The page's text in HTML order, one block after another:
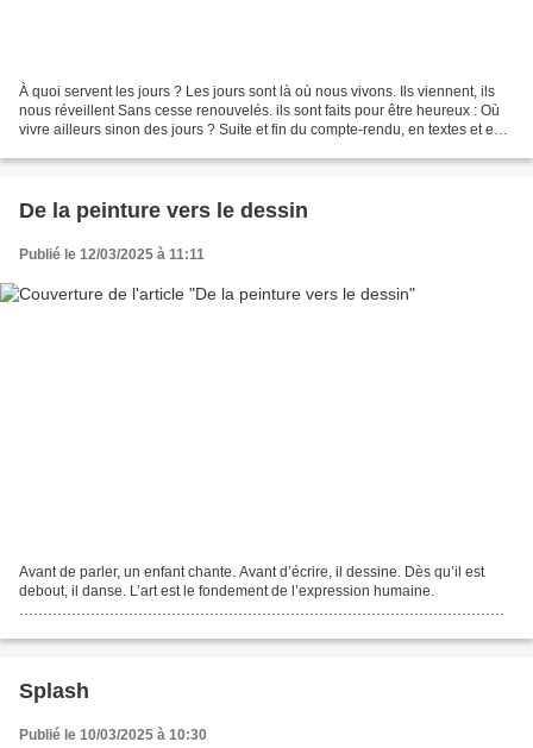
À quoi servent les jours ? Les jours sont là où nous vivons. Ils viennent, ils
nous réveillent Sans cesse renouvelés. ils sont faits pour être heureux : Où
vivre ailleurs sinon des jours ? Suite et fin du compte-rendu, en textes et en
De la peinture vers le dessin
Publié le 12/03/2025 à 11:11
Avant de parler, un enfant chante. Avant d’écrire, il dessine. Dès qu’il est
debout, il danse. L’art est le fondement de l’expression humaine.
…………………………………………………………………………………………
compte-rendu, en textes et en images,...
Splash
Publié le 10/03/2025 à 10:30